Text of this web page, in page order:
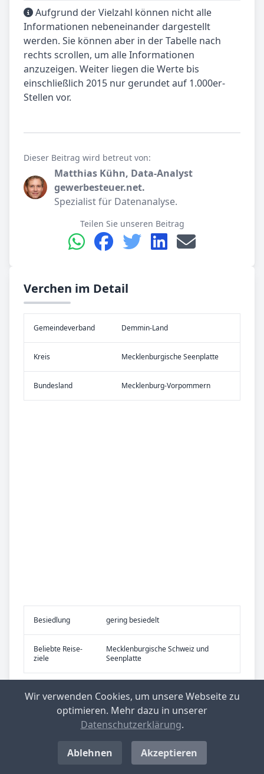
Aufgrund der Vielzahl können nicht alle
Informationen nebeneinander dargestellt
werden. Sie können aber in der Tabelle nach
rechts scrollen, um alle Informationen
anzuzeigen. Weiter liegen die Werte bis
einschließlich 2015 nur gerundet auf 1.000er-
Stellen vor.
Dieser Beitrag wird betreut von:
Matthias Kühn, Data-Analyst
gewerbesteuer.net.
Spezialist für Datenanalyse.
Teilen Sie unseren Beitrag
Verchen im Detail
Gemeinde­verband Demmin-Land
Kreis Mecklenburgische Seenplatte
Bundes­land Mecklenburg-Vorpommern
Be­sied­lung gering besiedelt
Be­lieb­te Rei­se­
zie­le
Mecklenburgische Schweiz und
Seenplatte
Top-­Ge­mein­den mit nied­rig­stem Ge­
wer­be­steu­er­he­be­satz in Deutsch­
Wir verwenden Cookies, um unsere Webseite zu
optimieren. Mehr dazu in unserer
Datenschutzerklärung.
Ablehnen Akzeptieren